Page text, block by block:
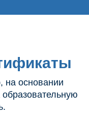
основании
образовательную